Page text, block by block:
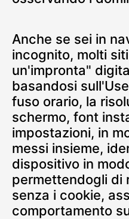
Anche se sei in
incognito, molti
un'impronta"
basandosi
fuso orario, la
schermo, font
impostazioni, in
messi insieme,
dispositivo in
permettendogli di
senza i cookie,
comportamento